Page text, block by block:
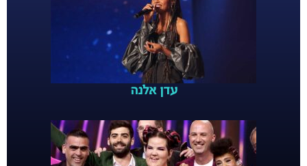
עדן אלנה